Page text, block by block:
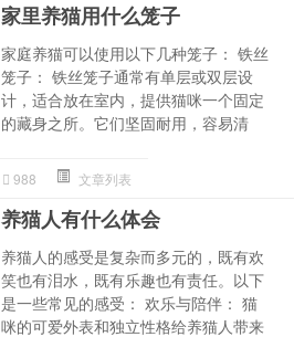
家里养猫用什么笼子
家庭养猫可以使用以下几种笼子： 铁丝
笼子： 铁丝笼子通常有单层或双层设
计，适合放在室内，提供猫咪一个固定
的藏身之所。它们坚固耐用，容易清
988 文章列表
养猫人有什么体会
养猫人的感受是复杂而多元的，既有欢
笑也有泪水，既有乐趣也有责任。以下
是一些常见的感受： 欢乐与陪伴： 猫
咪的可爱外表和独立性格给养猫人带来